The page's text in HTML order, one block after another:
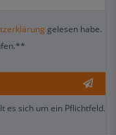
gelesen habe.
es sich um ein Pflichtfeld.